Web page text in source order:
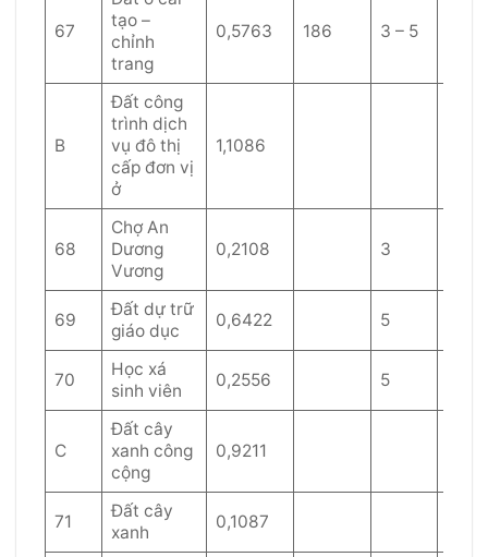
67
tạo –
chỉnh
trang
0,5763 186 3 – 5
B
Đất công
trình dịch
vụ đô thị
cấp đơn vị
ở
1,1086
68
Chợ An
Dương
Vương
0,2108 3
69
Đất dự trữ
giáo dục
0,6422 5
70
Học xá
sinh viên
0,2556 5
C
Đất cây
xanh công
cộng
0,9211
71
Đất cây
xanh
0,1087